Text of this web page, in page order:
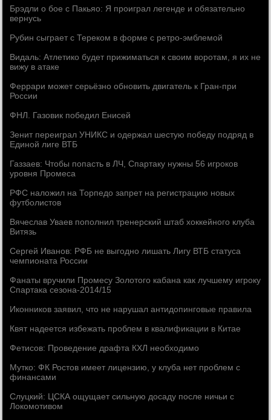
Брэдли о бое с Пакьяо: Я проиграл легенде и обязательно
вернусь
Рубин сыграет с Тереком в форме с ретро-эмблемой
Видаль: Атлетико будет прижиматься к своим воротам, я их не
вижу в атаке
Феррари может серьёзно обновить двигатель к Гран-при
России
ФНЛ. Газовик победил Енисей
Зенит переиграл УНИКС и одержал шестую победу подряд в
Единой лиге ВТБ
Газзаев: Чтобы попасть в ЛЧ, Спартаку нужны 56 игроков
уровня Промеса
РФС наложил на Торпедо запрет на регистрацию новых
футболистов
Вячеслав Уваев пополнил тренерский штаб хоккейного клуба
Витязь
Сергей Иванов: РФБ не выгодно лишать Лигу ВТБ статуса
чемпионата России
Фанаты вручили Промесу Золотого кабана как лучшему игроку
Спартака сезона-2014/15
Иконников заявил, что не нарушал антидопинговые правила
Квят надеется избежать проблем в квалификации в Китае
Фетисов: Проведение драфта КХЛ необходимо
Мутко: ФК Ростов имеет лицензию, у клуба нет проблем с
финансами
Слуцкий: ЦСКА ощущает сильную досаду после ничьи с
Локомотивом